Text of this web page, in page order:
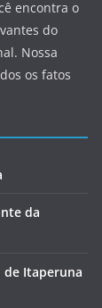
encontra o
do
Nossa
os fatos
da
de Itaperuna